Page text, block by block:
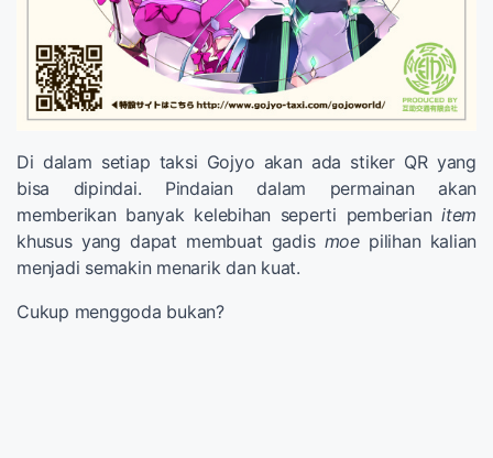
Di dalam setiap taksi Gojyo akan ada stiker QR yang
bisa dipindai. Pindaian dalam permainan akan
memberikan banyak kelebihan seperti pemberianitem
khusus yang dapat membuat gadis moepilihan kalian
menjadi semakin menarik dan kuat.
Cukup menggoda bukan?